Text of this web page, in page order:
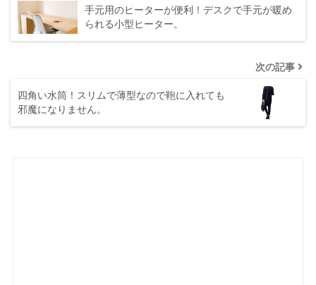
手元用のヒーターが便利！デスクで手元が暖め
られる小型ヒーター。
次の記事
四角い水筒！スリムで薄型なので鞄に入れても
邪魔になりません。